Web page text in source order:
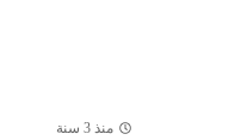
منذ 3 سنة